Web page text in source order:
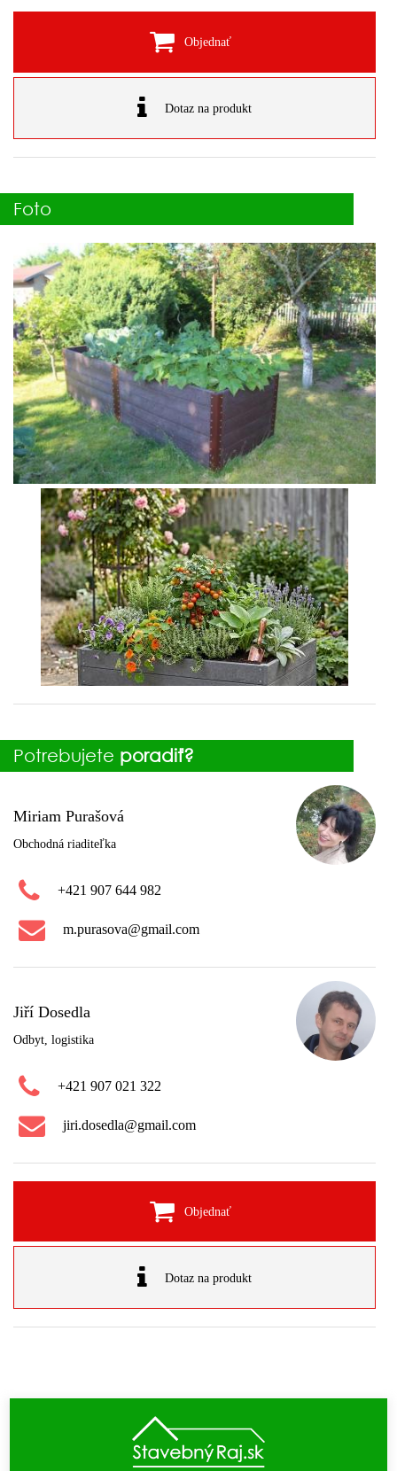
Objednať
Dotaz na produkt
Foto
Potrebujete poradiť?
Miriam Purašová
Obchodná riaditeľka
+421 907 644 982
m.purasova@gmail.com
Jiří Dosedla
Odbyt, logistika
+421 907 021 322
jiri.dosedla@gmail.com
Objednať
Dotaz na produkt